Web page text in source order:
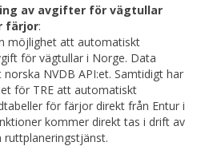
av avgifter för vägtullar
färjor:
möjlighet att automatiskt
för vägtullar i Norge. Data
NVDB API:et. Samtidigt har
för TRE att automatiskt
för färjor direkt från Entur i
kommer direkt tas i drift av
ruttplaneringstjänst.